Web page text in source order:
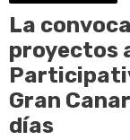
La
proyectos
Gran
días